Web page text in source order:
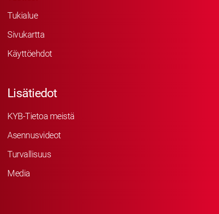
Tukialue
Sivukartta
Käyttöehdot
Lisätiedot
KYB-Tietoa meistä
Asennusvideot
Turvallisuus
Media